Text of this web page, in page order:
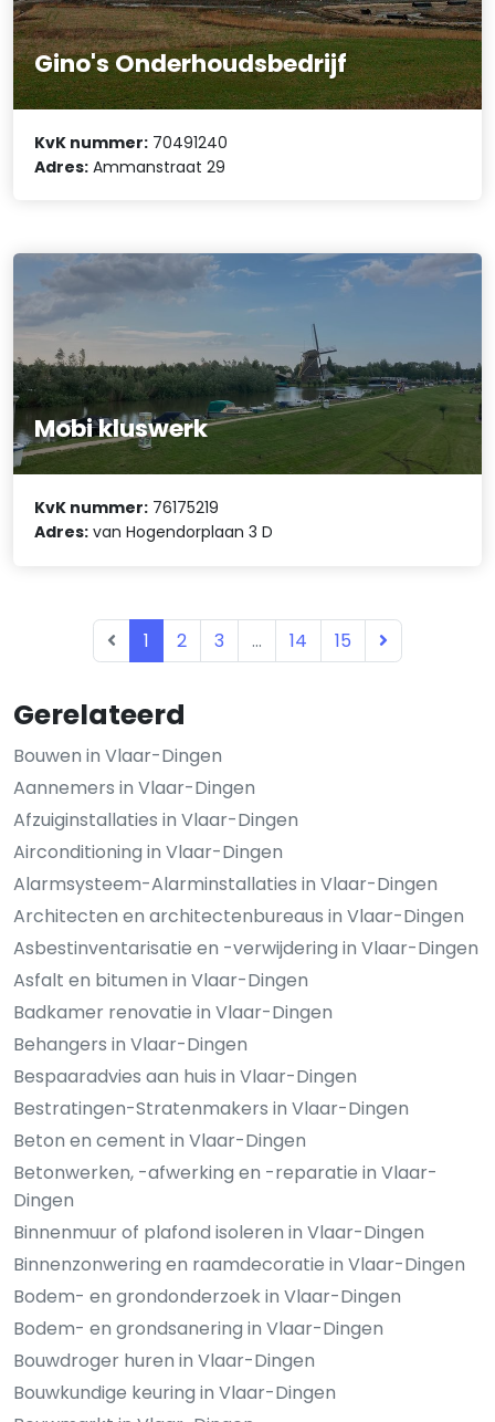
Gerelateerd
Bouwen in Vlaar-Dingen
Aannemers in Vlaar-Dingen
Afzuiginstallaties in Vlaar-Dingen
Airconditioning in Vlaar-Dingen
Alarmsysteem-Alarminstallaties in Vlaar-Dingen
Architecten en architectenbureaus in Vlaar-Dingen
Asbestinventarisatie en -verwijdering in Vlaar-Dingen
Asfalt en bitumen in Vlaar-Dingen
Badkamer renovatie in Vlaar-Dingen
Behangers in Vlaar-Dingen
Bespaaradvies aan huis in Vlaar-Dingen
Bestratingen-Stratenmakers in Vlaar-Dingen
Beton en cement in Vlaar-Dingen
Betonwerken, -afwerking en -reparatie in Vlaar-
Dingen
Binnenmuur of plafond isoleren in Vlaar-Dingen
Binnenzonwering en raamdecoratie in Vlaar-Dingen
Bodem- en grondonderzoek in Vlaar-Dingen
Bodem- en grondsanering in Vlaar-Dingen
Bouwdroger huren in Vlaar-Dingen
Bouwkundige keuring in Vlaar-Dingen
Gino's Onderhoudsbedrijf
KvK nummer: 70491240
Adres: Ammanstraat 29
Mobi kluswerk
KvK nummer: 76175219
Adres: van Hogendorplaan 3 D
1 2 3 ... 14 15